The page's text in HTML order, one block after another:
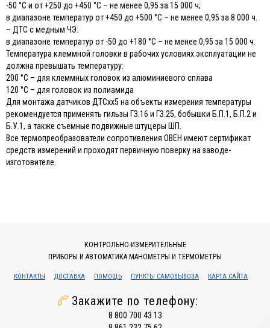
-50 °С и от +250 до +450 °С – не менее 0,95 за 15 000 ч;
в диапазоне температур от +450 до +500 °С – не менее 0,95 за 8 000 ч.
– ДТС с медным ЧЭ:
в диапазоне температур от -50 до +180 °С – не менее 0,95 за 15 000 ч.
Температура клеммной головки в рабочих условиях эксплуатации не
должна превышать температуру:
200 °С – для клеммных головок из алюминиевого сплава
120 °С – для головок из полиамида
Для монтажа датчиков ДТСхх5 на объекты измерения температуры
рекомендуется применять гильзы ГЗ.16 и ГЗ.25, бобышки Б.П.1, Б.П.2 и
Б.У.1, а также съемные подвижные штуцеры ШП.
Все термопреобразователи сопротивления ОВЕН имеют сертификат
средств измерений и проходят первичную поверку на заводе-
изготовителе.
КОНТРОЛЬНО-ИЗМЕРИТЕЛЬНЫЕ
ПРИБОРЫ И АВТОМАТИКА МАНОМЕТРЫ И ТЕРМОМЕТРЫ
КОНТАКТЫ ДОСТАВКА ПОМОЩЬ ПУНКТЫ САМОВЫВОЗА КАРТА САЙТА
Закажите по телефону:
8 800 700 43 13